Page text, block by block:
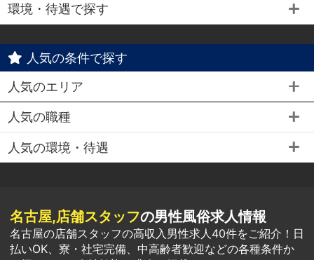
環境・待遇で探す
人気の条件で探す
人気のエリア
人気の職種
人気の環境・待遇
名古屋,店舗スタッフの男性風俗求人情報
名古屋の店舗スタッフの高収入男性求人40件をご紹介！日
払いOK、寮・社宅完備、中高齢者歓迎などの各種条件か